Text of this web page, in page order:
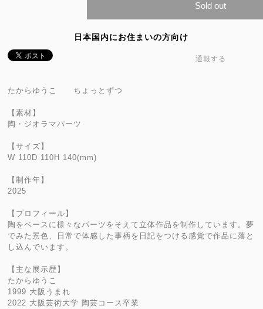
Sold out
日本国内にお住まいの方向け
通報する
たからゆうこ ちょっとずつ
【素材】
陶・ジオラマパーツ
【サイズ】
W 110D 110H 140(mm)
【制作年】
2025
【プロフィール】
陶をベースに様々なパーツをそえて立体作品を制作しています。夢
でみた景色、日常で体感した事柄を日記をつける感覚で作品に落と
し込んでいます。
【主な展示歴】
たからゆうこ
1999 大阪うまれ
2022 大阪芸術大学 陶芸コース卒業